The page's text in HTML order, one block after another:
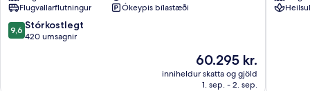
Ulu
Kinta
Flugvallarflutningur
Ókeypis bílastæði
9.6
af
9,6 Stórkostlegt
420 umsagnir
Verðið
60.295 kr.
60.295 kr.
inniheldur skatta og gjöld
1. sep. - 2. sep.